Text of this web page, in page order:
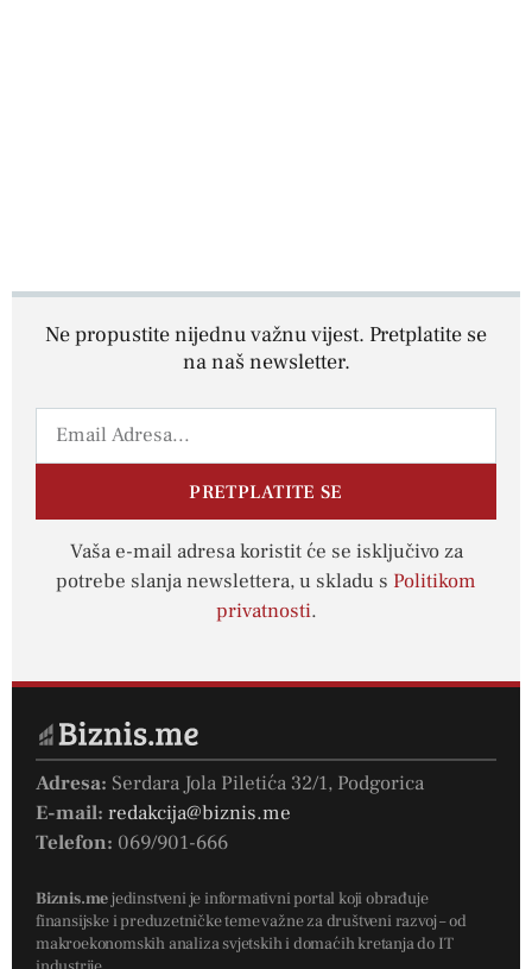
Ne propustite nijednu važnu vijest. Pretplatite se
na naš newsletter.
PRETPLATITE SE
Vaša e-mail adresa koristit će se isključivo za
potrebe slanja newslettera, u skladu s Politikom
privatnosti.
Adresa: Serdara Jola Piletića 32/1, Podgorica
E-mail: redakcija@biznis.me
Telefon: 069/901-666
Biznis.mejedinstveni je informativni portal koji obrađuje
finansijske i preduzetničke teme važne za društveni razvoj – od
makroekonomskih analiza svjetskih i domaćih kretanja do IT